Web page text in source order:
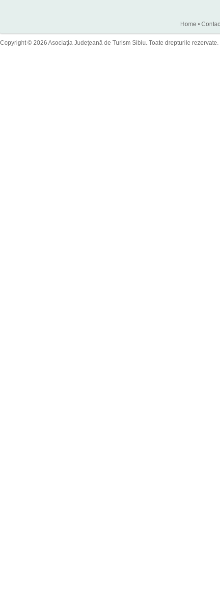
Home •
Copyright © 2026 Asociaţia Judeţeană de Turism Sibiu. Toate drepturile rezervate.